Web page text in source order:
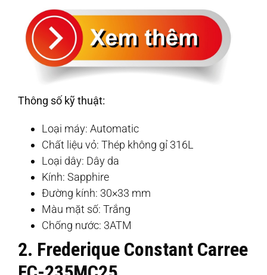
Thông số kỹ thuật:
Loại máy: Automatic
Chất liệu vỏ: Thép không gỉ 316L
Loại dây: Dây da
Kính: Sapphire
Đường kính: 30×33 mm
Màu mặt số: Trắng
Chống nước: 3ATM
2. Frederique Constant Carree